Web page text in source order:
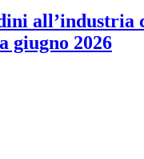
all’industria
giugno 2026